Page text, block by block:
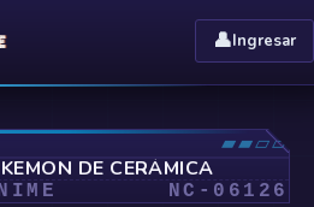
👤Ingresar
▰▰▱▱
⤢
DE CERÁMICA
NC- 06126